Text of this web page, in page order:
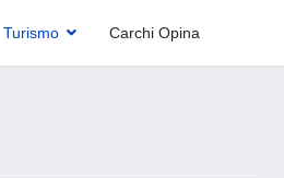
Turismo Carchi Opina